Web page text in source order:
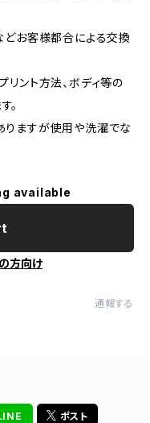
どお客様都合による交換
リント方法、ボディ等の
。
りますが使用や洗濯でな
available
方向け
通報する
ポスト